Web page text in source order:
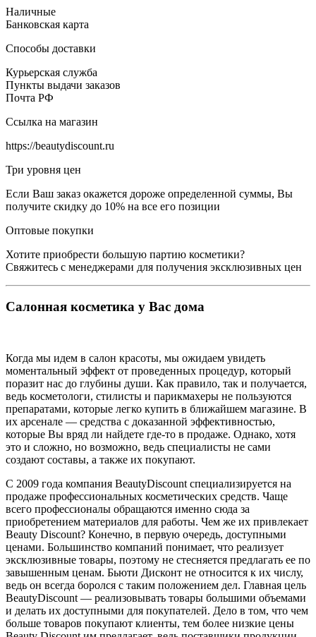
Наличные
Банковская карта
Способы доставки
Курьерская служба
Пункты выдачи заказов
Почта РФ
Ссылка на магазин
https://beautydiscount.ru
Три уровня цен
Если Ваш заказ окажется дороже определенной суммы, Вы
получите скидку до 10% на все его позиции
Оптовые покупки
Хотите приобрести большую партию косметики?
Свяжитесь с менеджерами для получения эксклюзивных цен
Салонная косметика у Вас дома
Когда мы идем в салон красоты, мы ожидаем увидеть
моментальный эффект от проведенных процедур, который
поразит нас до глубины души. Как правило, так и получается,
ведь косметологи, стилисты и парикмахеры не пользуются
препаратами, которые легко купить в ближайшем магазине. В
их арсенале — средства с доказанной эффективностью,
которые Вы вряд ли найдете где-то в продаже. Однако, хотя
это и сложно, но возможно, ведь специалисты не сами
создают составы, а также их покупают.
С 2009 года компания BeautyDiscount специализируется на
продаже профессиональных косметических средств. Чаще
всего профессионалы обращаются именно сюда за
приобретением материалов для работы. Чем же их привлекает
Beauty Discount? Конечно, в первую очередь, доступными
ценами. Большинство компаний понимает, что реализует
эксклюзивные товары, поэтому не стесняется предлагать ее по
завышенным ценам. Бьюти Дисконт не относится к их числу,
ведь он всегда боролся с таким положением дел. Главная цель
BeautyDiscount — реализовывать товары большими объемами
и делать их доступными для покупателей. Дело в том, что чем
больше товаров покупают клиенты, тем более низкие цены